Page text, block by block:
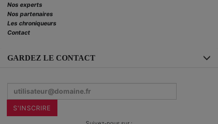
Nos experts
Nos partenaires
Les chroniqueurs
Contact
GARDEZ LE CONTACT
newsletter
S'INSCRIRE